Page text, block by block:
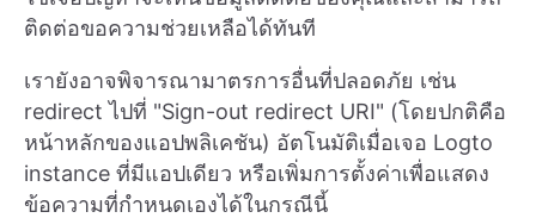
ติดต่อขอความช่วยเหลือได้ทันที
เรายังอาจพิจารณามาตรการอื่นที่ปลอดภัย เช่น
redirect ไปที่ "Sign-out redirect URI" (โดยปกติคือ
หน้าหลักของแอปพลิเคชัน) อัตโนมัติเมื่อเจอ Logto
instance ที่มีแอปเดียว หรือเพิ่มการตั้งค่าเพื่อแสดง
ข้อความที่กำหนดเองได้ในกรณีนี้